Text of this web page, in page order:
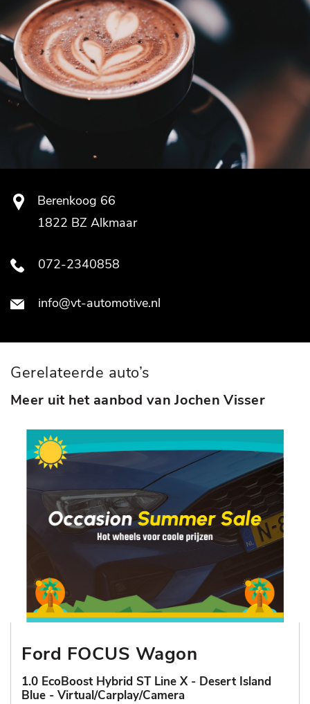
Berenkoog 66
1822 BZ Alkmaar
072-2340858
info@vt-automotive.nl
Gerelateerde auto’s
Meer uit het aanbod van Jochen Visser
Ford FOCUS Wagon
1.0 EcoBoost Hybrid ST Line X - Desert Island
Blue - Virtual/Carplay/Camera